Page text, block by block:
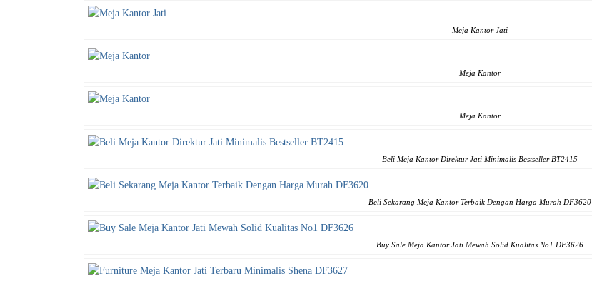
Meja Kantor Jati
Meja Kantor
Meja Kantor
Beli Meja Kantor Direktur Jati Minimalis Bestseller BT2415
Beli Sekarang Meja Kantor Terbaik Dengan Harga Murah DF3620
Buy Sale Meja Kantor Jati Mewah Solid Kualitas No1 DF3626